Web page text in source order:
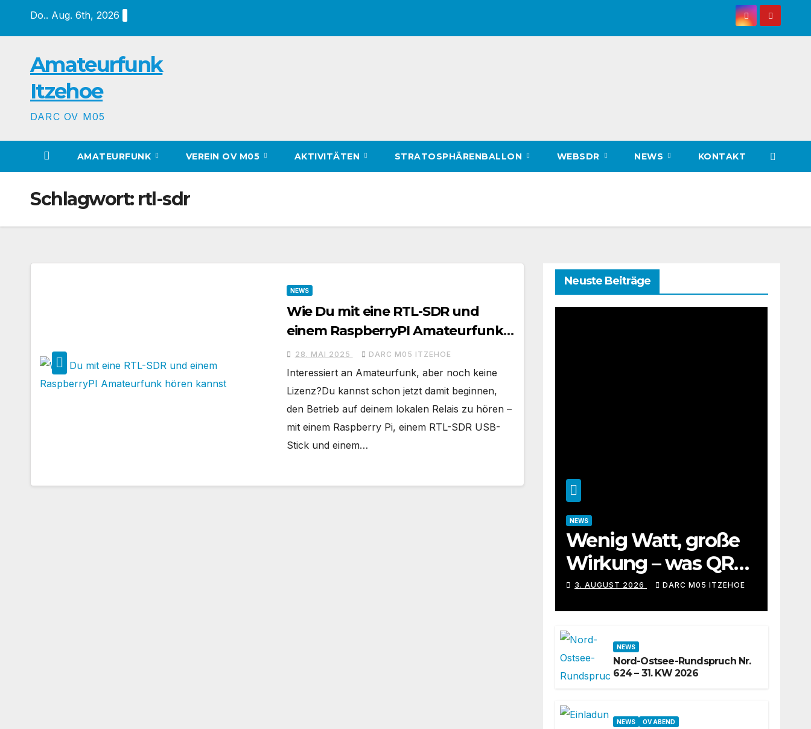
Do.. Aug. 6th, 2026
Amateurfunk
Itzehoe
DARC OV M05
AMATEURFUNK VEREIN OV M05 AKTIVITÄTEN STRATOSPHÄRENBALLON WEBSDR NEWS KONTAKT
Schlagwort: rtl-sdr
NEWS
Wie Du mit eine RTL-SDR und
einem RaspberryPI Amateurfunk
hören kannst
28. MAI 2025 DARC M05 ITZEHOE
Interessiert an Amateurfunk, aber noch keine
Lizenz?Du kannst schon jetzt damit beginnen,
den Betrieb auf deinem lokalen Relais zu hören –
mit einem Raspberry Pi, einem RTL-SDR USB-
Stick und einem…
Neuste Beiträge
NEWS
Wenig Watt, große
Wirkung – was QRP-
Betrieb auf
Kurzwelle wirklich
kann
3. AUGUST 2026 DARC M05 ITZEHOE
NEWS
Nord-Ostsee-Rundspruch Nr.
624 – 31. KW 2026
NEWS OV ABEND